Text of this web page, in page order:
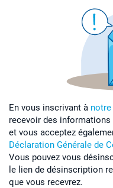
En vous inscrivant à
recevoir des
et vous acceptez
Déclaration Générale de
Vous pouvez vous
le lien de désinscription
que vous recevrez.